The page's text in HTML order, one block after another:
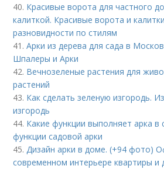
40. Красивые ворота для частного
калиткой. Красивые ворота и
разновидности по стилям
41.Арки из дерева для сада в
Шпалеры и Арки
42. Вечнозеленые растения для
растений
43. Как сделать зеленую изгородь.
изгородь
44. Какие функции выполняет арка в
функции садовой арки
45.Дизайн арки в доме. (+94 фото)
современном интерьере квартиры и